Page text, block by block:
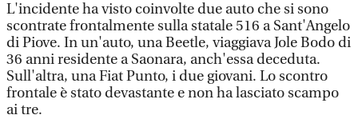
L'incidente ha visto coinvolte due auto che si sono
scontrate frontalmente sulla statale 516 a Sant'Angelo
di Piove. In un'auto, una Beetle, viaggiava Jole Bodo di
36 anni residente a Saonara, anch'essa deceduta.
Sull'altra, una Fiat Punto, i due giovani. Lo scontro
frontale è stato devastante e non ha lasciato scampo
ai tre.